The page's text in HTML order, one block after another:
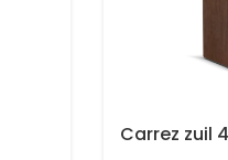
Carrez zuil